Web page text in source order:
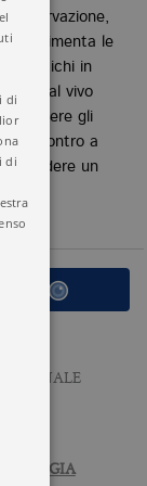
che alimenta le
si pratichi in
dal vivo
cadere gli
va incontro a
prendere un
di
di